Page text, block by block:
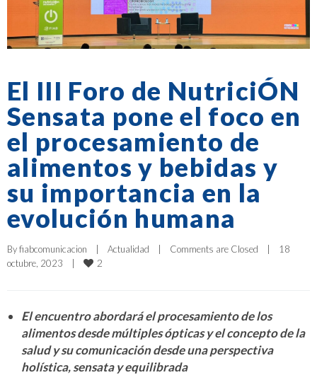
El III Foro de NutriciÓN
Sensata pone el foco en
el procesamiento de
alimentos y bebidas y
su importancia en la
evolución humana
By fiabcomunicacion | Actualidad | Comments are Closed |
18
octubre, 2023
| 2
El encuentro abordará el procesamiento de los
alimentos desde múltiples ópticas y el concepto de la
salud y su comunicación desde una perspectiva
holística, sensata y equilibrada